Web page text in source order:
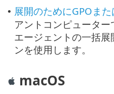
• 展開のためにGPOまた
アントコンピュータ
エージェントの一括
ンを使用します。
macOS